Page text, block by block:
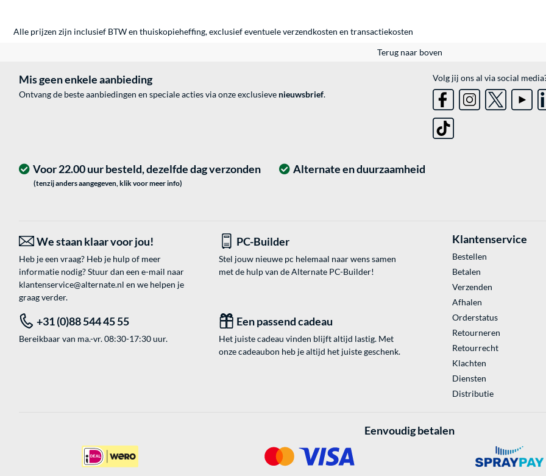
Alle prijzen zijn inclusief BTW en thuiskopieheffing, exclusief eventueleverzendkosten en transactiekosten
Terug naar boven
Mis geen enkele aanbieding
Ontvang de beste aanbiedingen en speciale acties via onze exclusieve nieuwsbrief.
Volg jij ons al via social
Alternate en duurzaamheid
Voor 22.00 uur besteld, dezelfde dag verzonden
(tenzij anders aangegeven, klik voor meer info)
We staan klaar voor jou!
Heb je een vraag? Heb je hulp of meer
informatie nodig? Stuur dan een e-mail naar
klantenservice@alternate.nl en we helpen je
graag verder.
PC-Builder
Stel jouw nieuwe pc helemaal naar wens samen
met de hulp van de Alternate PC-Builder!
+31 (0)88 544 45 55
Bereikbaar van ma.-vr. 08:30-17:30 uur.
Een passend cadeau
Het juiste cadeau vinden blijft altijd lastig. Met
onze cadeaubon heb je altijd het juiste geschenk.
Klantenservice
Bestellen
Betalen
Verzenden
Afhalen
Orderstatus
Retourneren
Retourrecht
Klachten
Diensten
Distributie
Eenvoudig betalen